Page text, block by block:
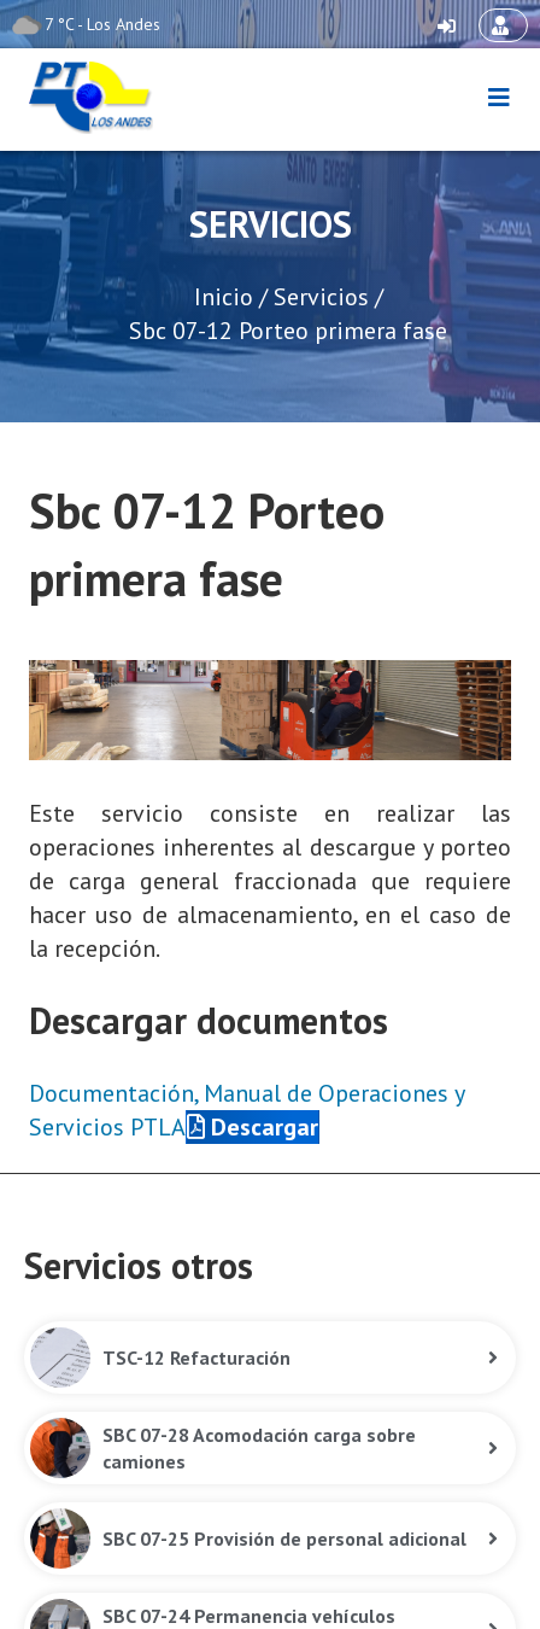
Skip
to
content
7 °C - Los Andes
Puerto Terrestre Los
Andes
SERVICIOS
Inicio / Servicios /
Sbc 07-12 Porteo primera fase
Sbc 07-12 Porteo
primera fase
Este servicio consiste en realizar las
operaciones inherentes al descargue y porteo
de carga general fraccionada que requiere
hacer uso de almacenamiento, en el caso de
la recepción.
Descargar documentos
Documentación, Manual de Operaciones y
Servicios PTLA
Descargar
Servicios otros
TSC-12 Refacturación
SBC 07-28 Acomodación carga sobre
camiones
SBC 07-25 Provisión de personal adicional
SBC 07-24 Permanencia vehículos